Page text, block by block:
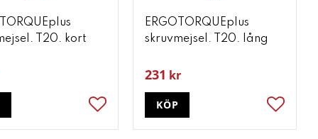
T20. kort
Lägg till i favoriter
ERGOTORQUEplus
skruvmejsel. T20. lång
231 kr
Lägg
KÖP